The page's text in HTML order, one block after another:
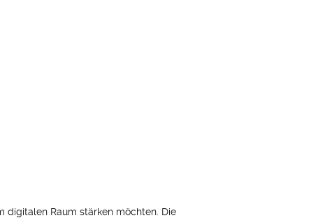
digitalen Raum stärken möchten. Die